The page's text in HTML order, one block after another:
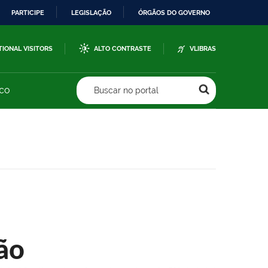
PARTICIPE LEGISLAÇÃO ÓRGÃOS DO GOVERNO
VISITORS ALTO CONTRASTE VLIBRAS
Buscar no portal